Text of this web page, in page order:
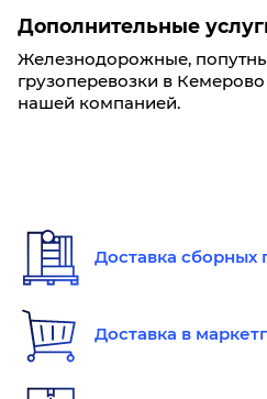
Дополнительные
Железнодорожные,
грузоперевозки в
нашей компанией.
Доставка сборных
Доставка в